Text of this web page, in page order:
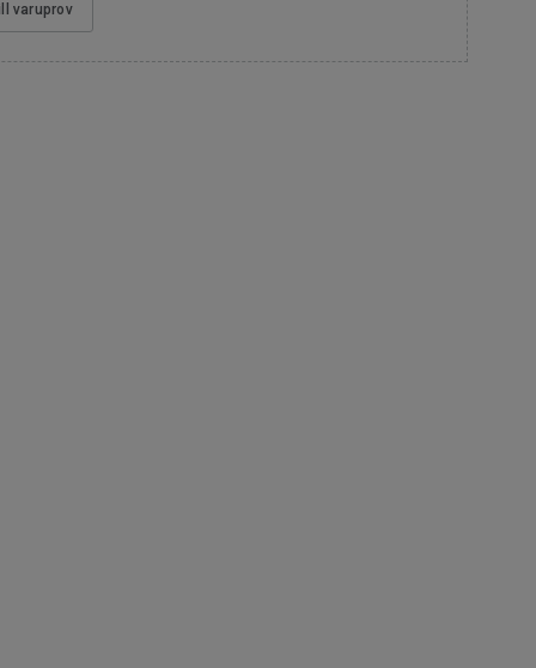
varuprov